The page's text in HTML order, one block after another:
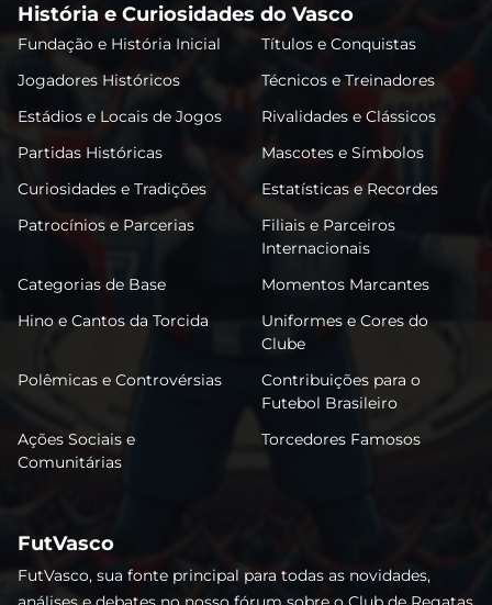
História e Curiosidades do Vasco
Fundação e História Inicial
Títulos e Conquistas
Jogadores Históricos
Técnicos e Treinadores
Estádios e Locais de Jogos
Rivalidades e Clássicos
Partidas Históricas
Mascotes e Símbolos
Curiosidades e Tradições
Estatísticas e Recordes
Patrocínios e Parcerias
Filiais e Parceiros
Internacionais
Categorias de Base
Momentos Marcantes
Hino e Cantos da Torcida
Uniformes e Cores do
Clube
Polêmicas e Controvérsias
Contribuições para o
Futebol Brasileiro
Ações Sociais e
Comunitárias
Torcedores Famosos
FutVasco
FutVasco, sua fonte principal para todas as novidades,